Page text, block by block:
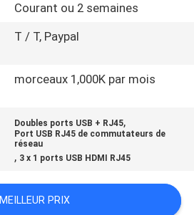
Courant ou 2 semaines
T / T, Paypal
morceaux 1,000K par mois
Doubles ports USB + RJ45,
Port USB RJ45 de commutateurs de
réseau
, 3 x 1 ports USB HDMI RJ45
MEILLEUR PRIX